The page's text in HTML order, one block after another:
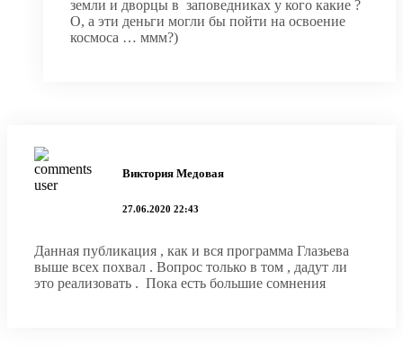
земли и дворцы в заповедниках у кого какие ?
О, а эти деньги могли бы пойти на освоение
космоса … ммм?)
Виктория Медовая
27.06.2020 22:43
Данная публикация , как и вся программа Глазьева
выше всех похвал . Вопрос только в том , дадут ли
это реализовать . Пока есть большие сомнения